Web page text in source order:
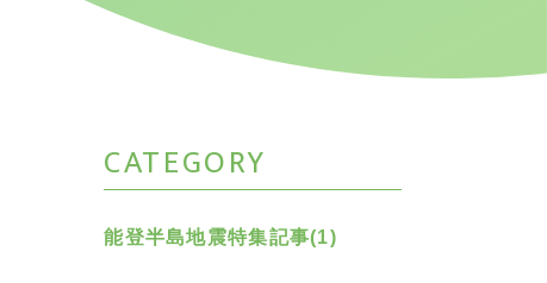
CATEGORY
能登半島地震特集記事(1)